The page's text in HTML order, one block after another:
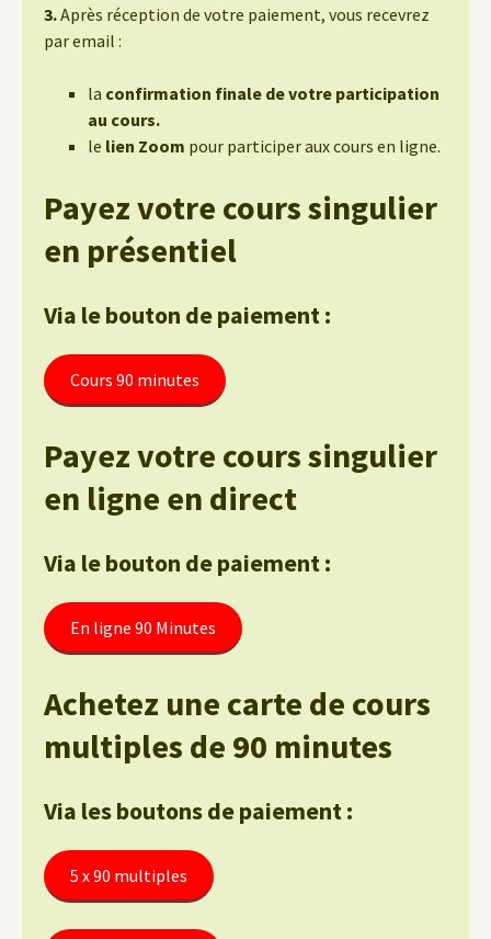
3.Après réception de votre paiement, vous recevrez
par email :
la confirmation finale de votre participation
au cours.
le lien Zoom pour participer aux cours en ligne.
Payez votre cours singulier
en présentiel
Via le bouton de paiement :
Cours 90 minutes
Payez votre cours singulier
en ligne en direct
Via le bouton de paiement :
En ligne 90 Minutes
Achetez une carte de cours
multiples de 90 minutes
Via les boutons de paiement :
5 x 90 multiples